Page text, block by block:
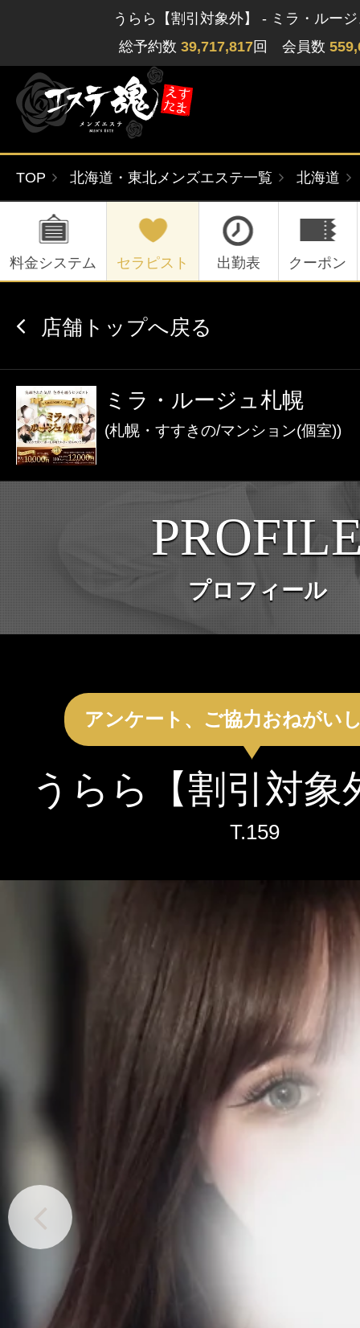
うらら【割引対象外】 - ミラ・ルー
総予約数 39,717,817回 会員数
閲覧履歴
ゲストさん
関西版
北海道・東北版 九州・沖縄版
無料会員登録
ログイン
夏の特集イベント開催中！
激アツなお店を多数掲載！
メンズエステ店
お店を探す
お店検索ページへ
北海道 青森 岩手
ジャンルから探す
マンション(個室)
セラピスト
セラピストを探す
セラピスト検索ページ
本日出勤のセラピスト
即セラ
青森 岩手
山形 福島
クーポン
口コミ
ギャラリー
TOP 北海道・東北メンズエステ一覧 北海道
料金システム セラピスト 出勤表 クーポン
店舗トップへ戻る
ミラ・ルージュ札幌
(札幌・すすきの/マンション(個室))
プロフィール
アンケート、ご協力おねがい
うらら【割引対象
T.159